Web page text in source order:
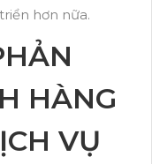
hơn nữa.
HÀNG
VỤ